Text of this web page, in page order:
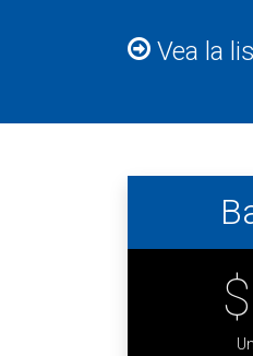
Vea la
$